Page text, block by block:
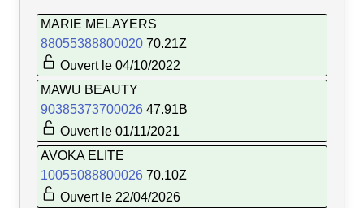
MARIE MELAYERS
88055388800020 70.21Z
Ouvert le 04/10/2022
MAWU BEAUTY
90385373700026 47.91B
Ouvert le 01/11/2021
AVOKA ELITE
10055088800026 70.10Z
Ouvert le 22/04/2026